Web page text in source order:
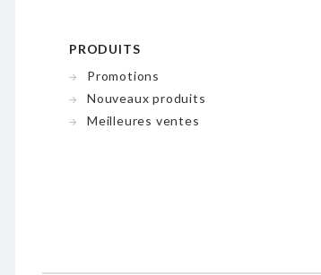
PRODUITS
Promotions
Nouveaux produits
Meilleures ventes